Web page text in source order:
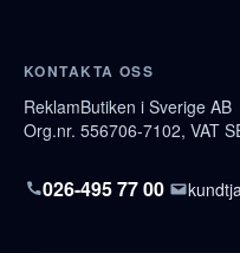
KONTAKTA OSS
ReklamButiken i Sverige AB
Org.nr. 556706-7102, VAT
026-495 77 00